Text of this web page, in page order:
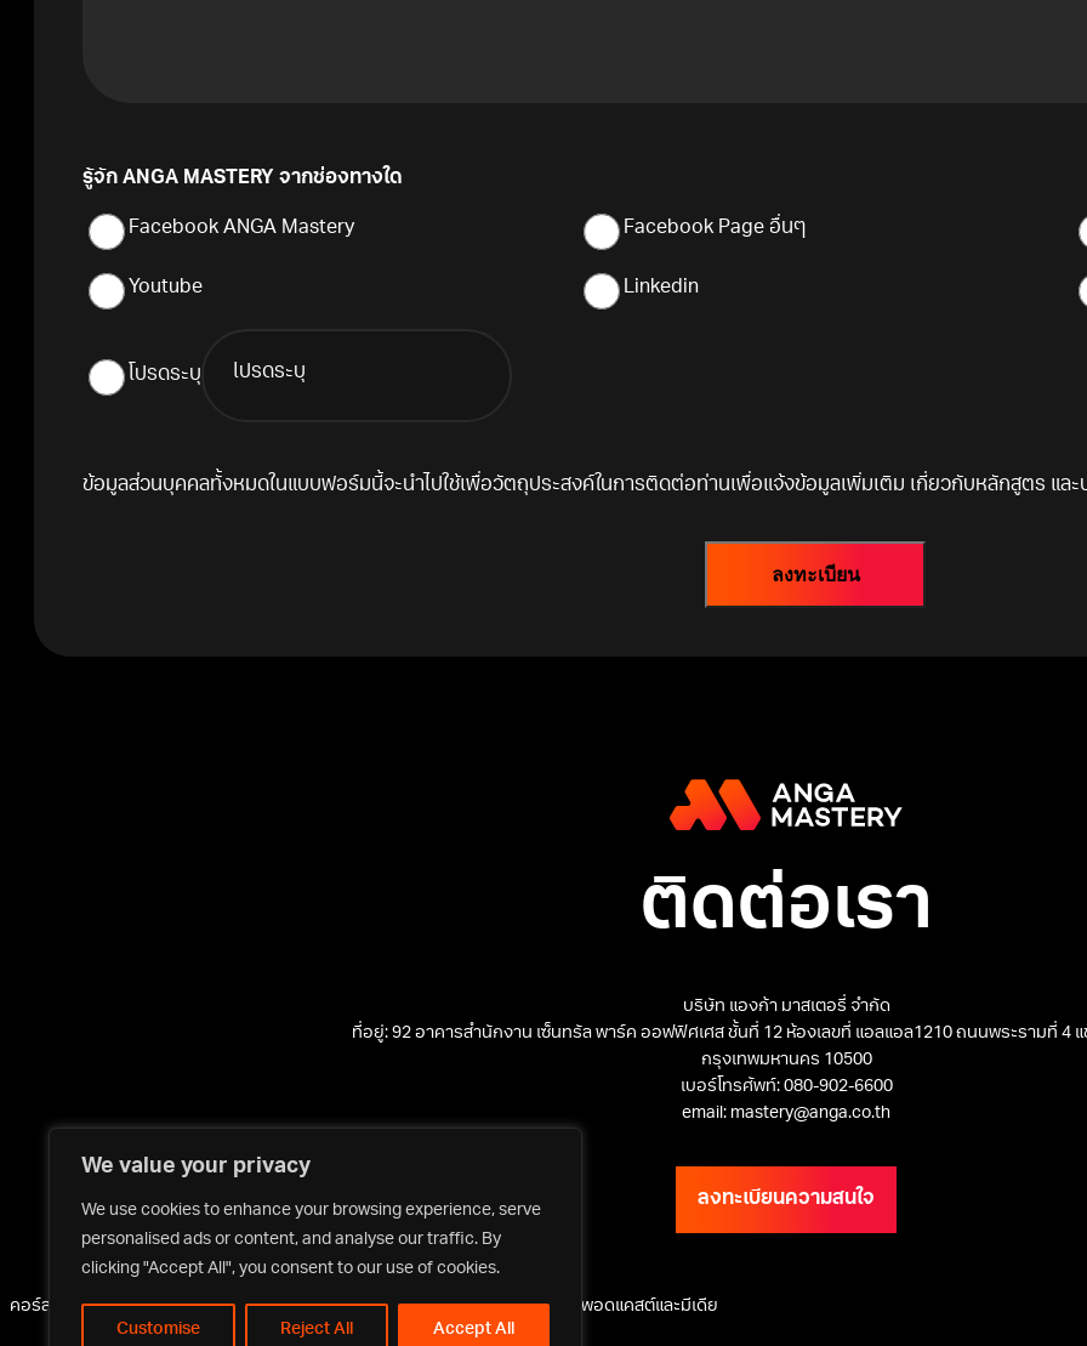
We value your privacy
We use cookies to enhance your browsing experience, serve
personalised ads or content, and analyse our traffic. By
clicking "Accept All", you consent to our use of cookies.
Customise Reject All Accept All
รู้จัก ANGA MASTERY จากช่องทางใด
Facebook ANGA Mastery Facebook Page อื่นๆ
Youtube Linkedin
โปรดระบุ
ข้อมูลส่วนบุคคลทั้งหมดในแบบฟอร์มนี้จะนำไปใช้เพื่อวัตถุประสงค์ในการติดต่อท่านเพื่อแจ้งข้อมูลเพิ่มเติม เกี่ยวกับหลักสูตร แล
ติดต่อเรา
บริษัท แองก้า มาสเตอรี่ จำกัด
ที่อยู่: 92 อาคารสำนักงาน เซ็นทรัล พาร์ค ออฟฟิศเศส ชั้นที่ 12 ห้องเลขที่ แอลแอล1210 ถนนพระรามที่ 4 แ
กรุงเทพมหานคร 10500
เบอร์โทรศัพท์: 080-902-6600
email: mastery@anga.co.th
ลงทะเบียนความสนใจ
คอร์สเรียนผู้สอนบรรยากาศการเรียนทำเนียบศิษย์เก่า ข่าวสารการตลาดและธุรกิจ พอดแคสต์และมีเดีย